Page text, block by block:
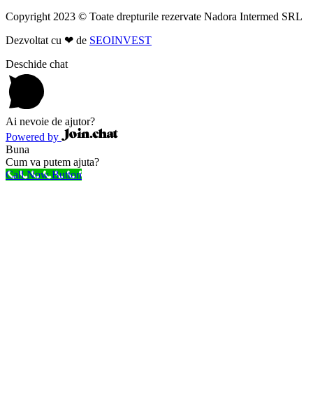
Copyright 2023 © Toate drepturile rezervate Nadora Intermed SRL
Dezvoltat cu ❤ de SEOINVEST
Deschide chat
Ai nevoie de ajutor?
Powered by
Buna
Cum va putem ajuta?
Call Now Button